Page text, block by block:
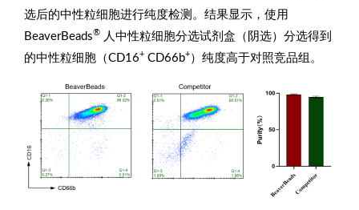
选后的中性粒细胞进行纯度检测。结果显示，使用
BeaverBeads®
人中性粒细胞分选试剂盒（阴选）分选得到
的中性粒细胞（CD16+ CD66b+）纯度高于对照竞品组。